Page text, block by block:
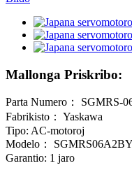
Mallonga Priskribo:
Parta Numero： SGMRS-
Fabrikisto： Yaskawa
Tipo: AC-motoroj
Modelo：
Garantio: 1 jaro